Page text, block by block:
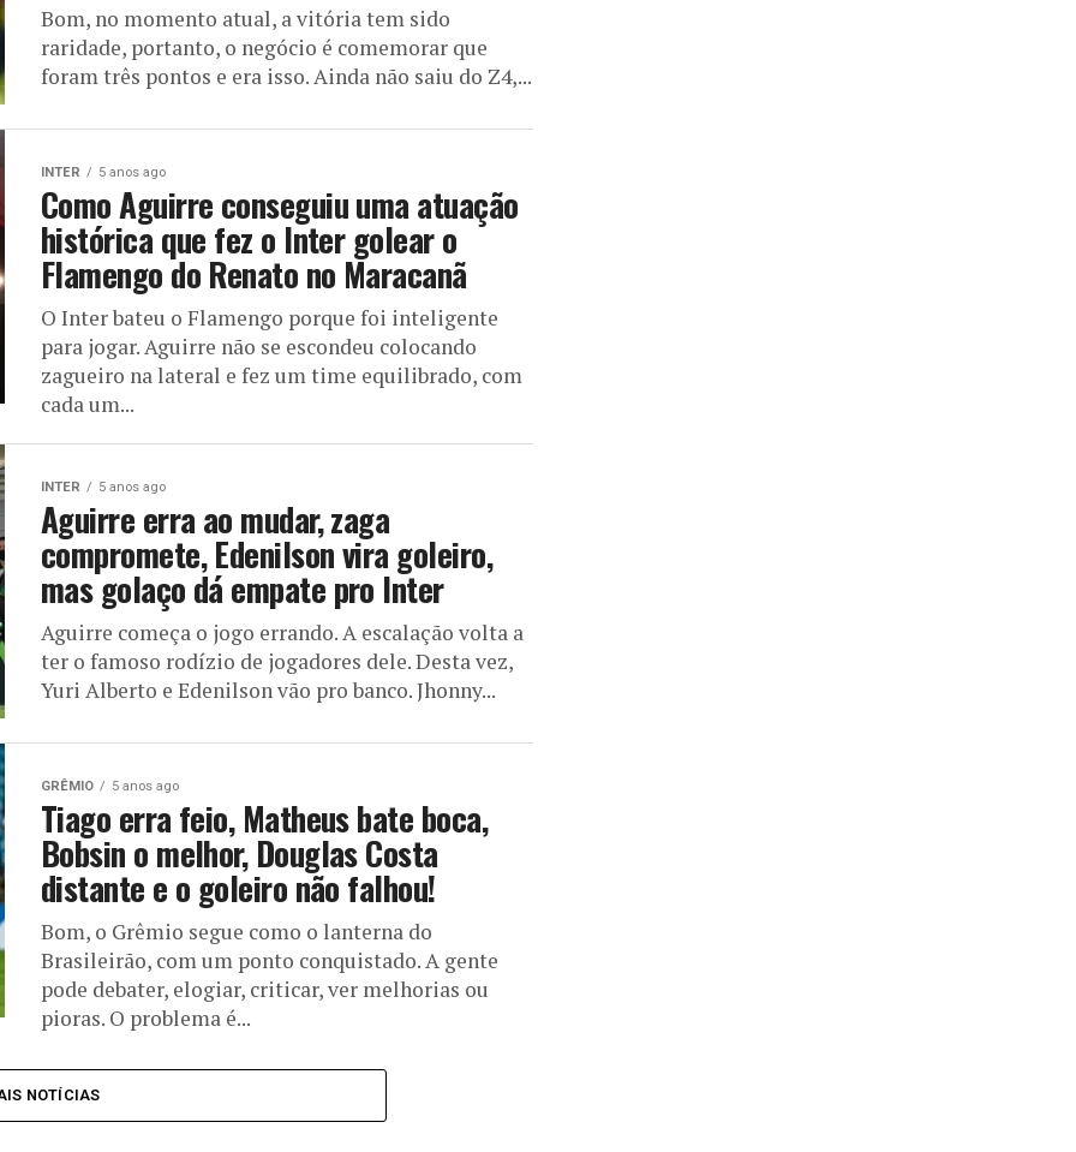
Bom, no momento atual, a vitória tem sido
raridade, portanto, o negócio é comemorar que
foram três pontos e era isso. Ainda não saiu do Z4,...
INTER 5 anos ago
Como Aguirre conseguiu uma atuação
histórica que fez o Inter golear o
Flamengo do Renato no Maracanã
O Inter bateu o Flamengo porque foi inteligente
para jogar. Aguirre não se escondeu colocando
zagueiro na lateral e fez um time equilibrado, com
cada um...
INTER 5 anos ago
Aguirre erra ao mudar, zaga
compromete, Edenilson vira goleiro,
mas golaço dá empate pro Inter
Aguirre começa o jogo errando. A escalação volta a
ter o famoso rodízio de jogadores dele. Desta vez,
Yuri Alberto e Edenilson vão pro banco. Jhonny...
GRÊMIO 5 anos ago
Tiago erra feio, Matheus bate boca,
Bobsin o melhor, Douglas Costa
distante e o goleiro não falhou!
Bom, o Grêmio segue como o lanterna do
Brasileirão, com um ponto conquistado. A gente
pode debater, elogiar, criticar, ver melhorias ou
pioras. O problema é...
NOTÍCIAS